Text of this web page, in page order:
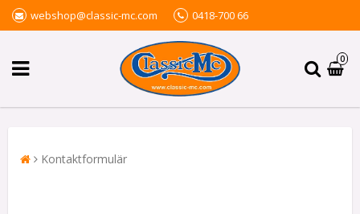
webshop@classic-mc.com 0418-700 66
0
Kontaktformulär